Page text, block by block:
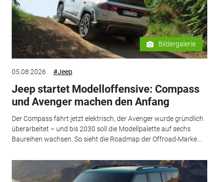
Bildergalerie
05.08.2026 #Jeep
Jeep startet Modelloffensive: Compass
und Avenger machen den Anfang
Der Compass fährt jetzt elektrisch, der Avenger wurde gründlich
überarbeitet – und bis 2030 soll die Modellpalette auf sechs
Baureihen wachsen. So sieht die Roadmap der Offroad-Marke...